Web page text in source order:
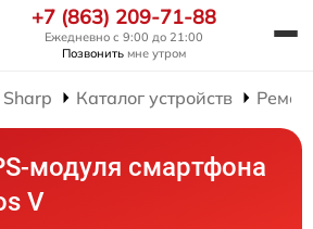
+7 (863) 209-71-88
Ежедневно с 9:00 до 21:00
Позвонить мне утром
Каталог устройств
модуля смартфона
V